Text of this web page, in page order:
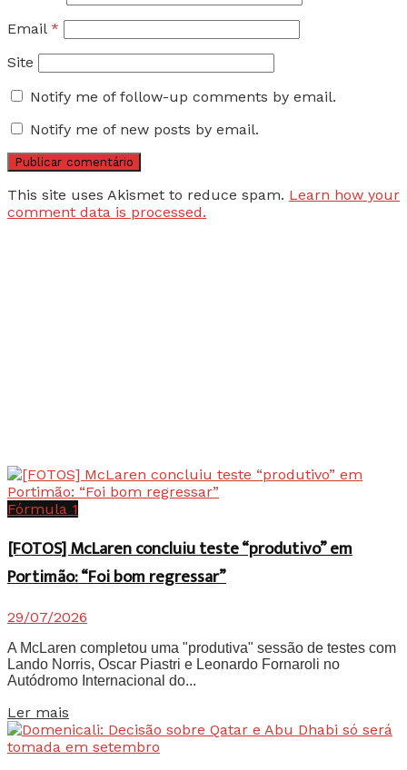
Email *
Site
Notify me of follow-up comments by email.
Notify me of new posts by email.
This site uses Akismet to reduce spam. Learn how your
comment data is processed.
Fórmula 1
[FOTOS] McLaren concluiu teste “produtivo” em
Portimão: “Foi bom regressar”
29/07/2026
A McLaren completou uma "produtiva" sessão de testes com
Lando Norris, Oscar Piastri e Leonardo Fornaroli no
Autódromo Internacional do...
Ler mais